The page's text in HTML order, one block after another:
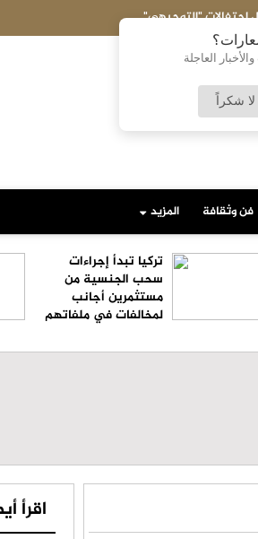
العاجلة
لا شكراً
احتفالات "التوجيهي"
فن وثقافة المزيد
تركيا تبدأ إجراءات
سحب الجنسية من
مستثمرين أجانب
لمخالفات في ملفاتهم
اقرأ